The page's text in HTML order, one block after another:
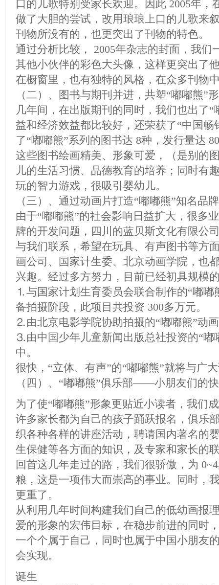
口的儿歌特别受家长欢迎。因此 2005年
做了大胆的尝试，改用琅琅上口的儿歌来
刊物所没有的，也更突出了刊物的特色。
通过分析比较， 2005年杂志的封面，我们
其他小伙伴的彩色大头像，这样更突出了
在橱窗里，也有独特的风格，在众多刊物
（二）、图书与期刊并进，共塑“嘟嘟熊”
几年间，在出版期刊的同时，我们也出了
益和经济效益都比较好，还荣获了“中国
了“嘟嘟熊”系列的图书达 8种，发行量达
这些图书绘画精美、形象可爱，（是别的
儿的生活习惯、品德教育的培养；同时有
玩的智力游戏，很吸引婴幼儿。
（三）、通过动画片打造“嘟嘟熊”知名品牌
由于“嘟嘟熊”的社会影响日益扩大，很多
牌的开发问题，四川的蓝贝斯文化有限公
与我们联系，希望在玩具、有声图书等方
画公司、国家计生委、北京动画学院，也
兴趣。经过多方努力，目前已经初具规模
⒈与国家计划生育委员会联合制作的“嘟嘟
备拍摄阶段，此项目共投资 300多万元。
⒉由北京电影学院协助拍摄的“嘟嘟熊”动
⒊由中国少年儿童新闻出版总社投资的“嘟
中。
很快，“立体、有声”的“嘟嘟熊”就将与广
（四）、“嘟嘟熊”俱乐部——小朋友们的
为了使“嘟嘟熊”形象更贴近小读者，我们
许多家长都为自己的孩子踊跃报名，俱乐
织各种各样的讲座活动，聘请国内著名的
生保健等各方面的知识，及专家和家长的
回首这几年走过的路，我们很骄傲，为
粮，这是一项伟大而崇高的事业。同时，
更重了。
从利用几年时间构建我们自己的低幼画报
爱的形象的宏伟目标，在稳步前进的同时
一个个属于自己，同时也属于中国小朋友
会实现。
诞生